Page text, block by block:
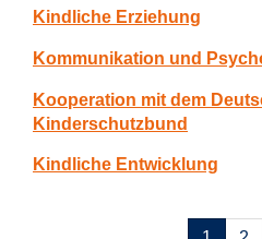
Kindliche Erziehung
Kommunikation und
Kooperation mit dem
Kinderschutzbund
Kindliche Entwicklung
Seiten